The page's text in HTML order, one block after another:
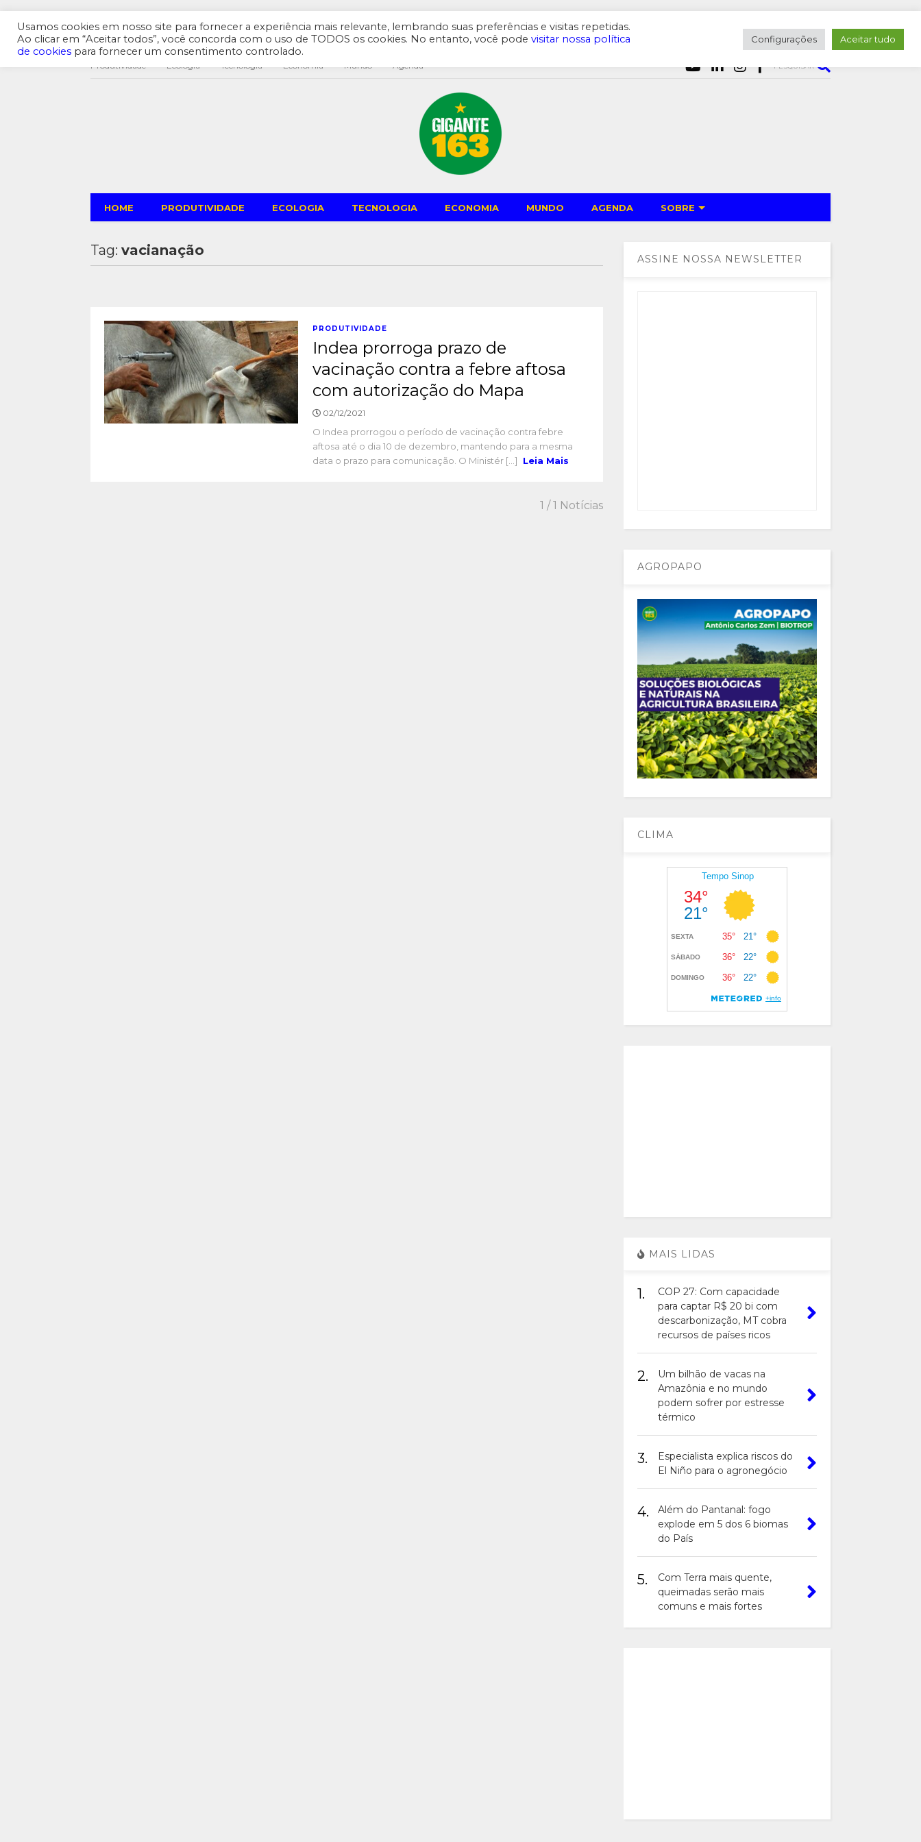
Produtividade Ecologia Tecnologia Economia Mundo Agenda PESQUISAR
HOME PRODUTIVIDADE ECOLOGIA TECNOLOGIA ECONOMIA MUNDO AGENDA SOBRE
Tag: vacianação
PRODUTIVIDADE
Indea prorroga prazo de
vacinação contra a febre aftosa
com autorização do Mapa
02/12/2021
O Indea prorrogou o período de vacinação contra febre
aftosa até o dia 10 de dezembro, mantendo para a mesma
data o prazo para comunicação. O Ministér [...]
Leia Mais
1 / 1 Notícias
ASSINE NOSSA NEWSLETTER
AGROPAPO
CLIMA
MAIS LIDAS
1.
COP 27: Com capacidade
para captar R$ 20 bi com
descarbonização, MT cobra
recursos de países ricos
2.
Um bilhão de vacas na
Amazônia e no mundo
podem sofrer por estresse
térmico
3.
Especialista explica riscos do
El Niño para o agronegócio
4.
Além do Pantanal: fogo
explode em 5 dos 6 biomas
do País
5.
Com Terra mais quente,
queimadas serão mais
comuns e mais fortes
Usamos cookies em nosso site para fornecer a experiência mais relevante, lembrando suas preferências e visitas repetidas.
Ao clicar em “Aceitar todos”, você concorda com o uso de TODOS os cookies. No entanto, você pode visitar nossa política
de cookies para fornecer um consentimento controlado.
Configurações Aceitar tudo